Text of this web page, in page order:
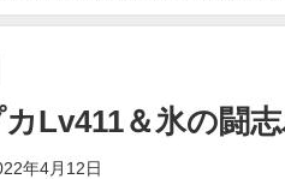
Lv411＆氷の闘
年4月12日